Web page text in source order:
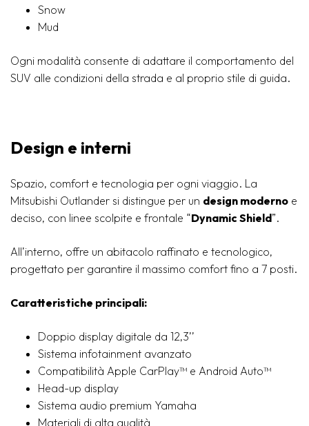
Snow
Mud
Ogni modalità consente di adattare il comportamento del
SUV alle condizioni della strada e al proprio stile di guida.
Design e interni
Spazio, comfort e tecnologia per ogni viaggio. La
Mitsubishi Outlander si distingue per un design moderno e
deciso, con linee scolpite e frontale “Dynamic Shield”.
All’interno, offre un abitacolo raffinato e tecnologico,
progettato per garantire il massimo comfort fino a 7 posti.
Caratteristiche principali:
Doppio display digitale da 12,3’’
Sistema infotainment avanzato
Compatibilità Apple CarPlay™ e Android Auto™
Head-up display
Sistema audio premium Yamaha
Materiali di alta qualità